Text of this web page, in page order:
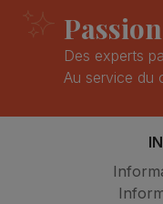
Passion
Des experts
Au service du